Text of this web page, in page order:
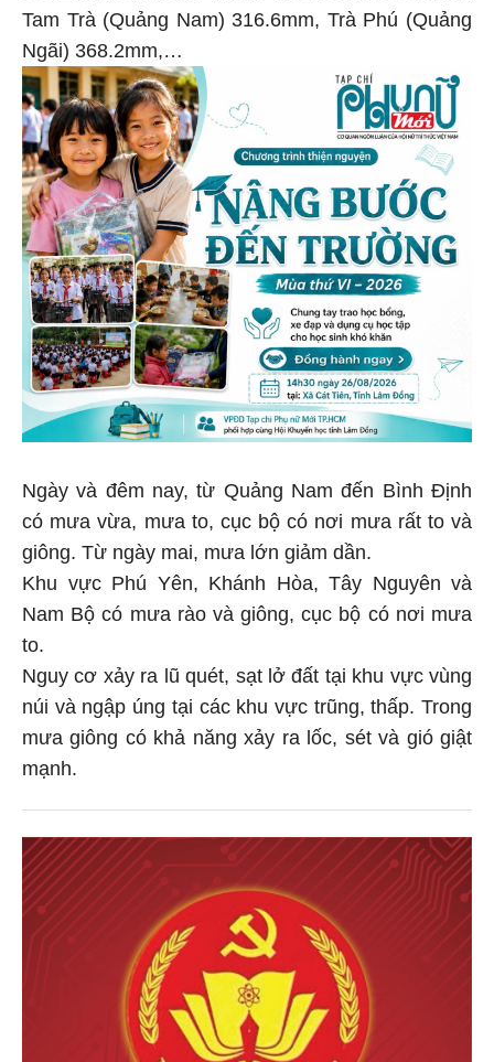
Tam Trà (Quảng Nam) 316.6mm, Trà Phú (Quảng
Ngãi) 368.2mm,…
Ngày và đêm nay, từ Quảng Nam đến Bình Định
có mưa vừa, mưa to, cục bộ có nơi mưa rất to và
giông. Từ ngày mai, mưa lớn giảm dần.
Khu vực Phú Yên, Khánh Hòa, Tây Nguyên và
Nam Bộ có mưa rào và giông, cục bộ có nơi mưa
to.
Nguy cơ xảy ra lũ quét, sạt lở đất tại khu vực vùng
núi và ngập úng tại các khu vực trũng, thấp. Trong
mưa giông có khả năng xảy ra lốc, sét và gió giật
mạnh.